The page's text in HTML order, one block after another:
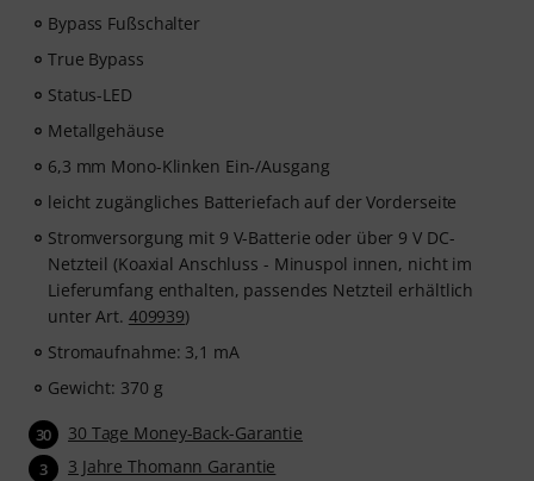
Bypass Fußschalter
True Bypass
Status-LED
Metallgehäuse
6,3 mm Mono-Klinken Ein-/Ausgang
leicht zugängliches Batteriefach auf der Vorderseite
Stromversorgung mit 9 V-Batterie oder über 9 V DC-
Netzteil (Koaxial Anschluss - Minuspol innen, nicht im
Lieferumfang enthalten, passendes Netzteil erhältlich
unter Art. 409939)
Stromaufnahme: 3,1 mA
Gewicht: 370 g
30 30 Tage Money-Back-Garantie
3 3 Jahre Thomann Garantie